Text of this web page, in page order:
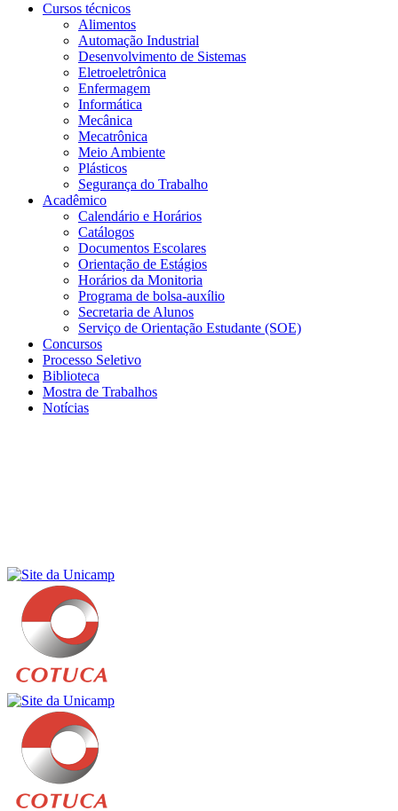
Cursos técnicos
Alimentos
Automação Industrial
Desenvolvimento de Sistemas
Eletroeletrônica
Enfermagem
Informática
Mecânica
Mecatrônica
Meio Ambiente
Plásticos
Segurança do Trabalho
Acadêmico
Calendário e Horários
Catálogos
Documentos Escolares
Orientação de Estágios
Horários da Monitoria
Programa de bolsa-auxílio
Secretaria de Alunos
Serviço de Orientação Estudante (SOE)
Concursos
Processo Seletivo
Biblioteca
Mostra de Trabalhos
Notícias